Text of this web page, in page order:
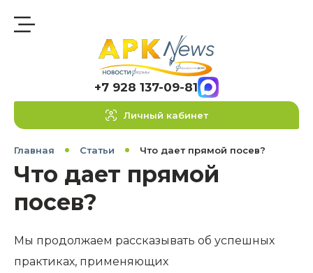
+7 928 137-09-81
Личный кабинет
Главная Статьи Что дает прямой посев?
Что дает прямой
посев?
Мы продолжаем рассказывать об успешных
практиках, применяющих